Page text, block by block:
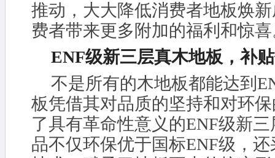
推动，大大降低消费者地板焕
费者带来更多附加的福利和惊
ENF级新三层真木地板，补
不是所有的木地板都能达到
板凭借其对品质的坚持和对环
了具有革命性意义的ENF级新
品不仅环保优于国标ENF级，